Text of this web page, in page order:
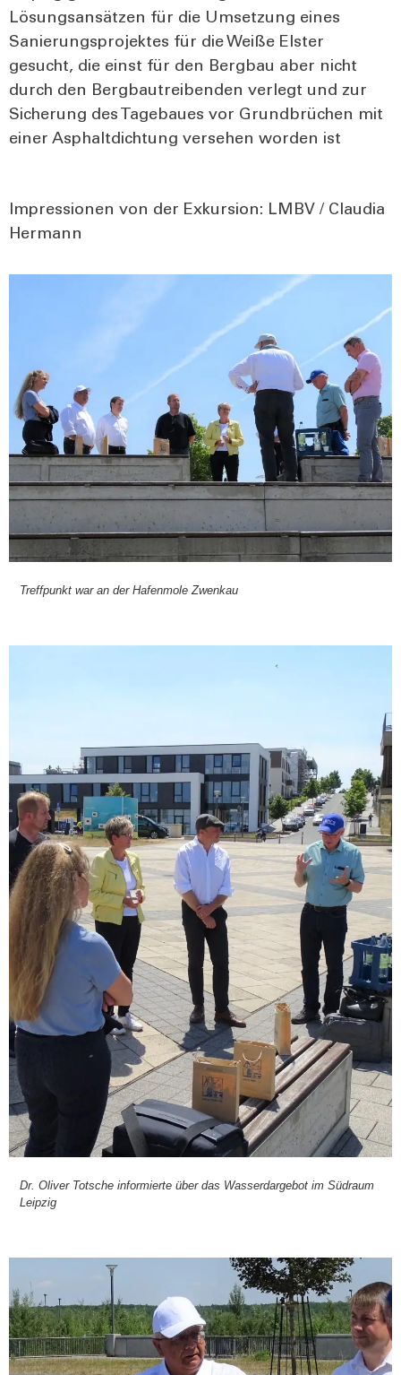
Lösungs­an­sät­zen für die Umset­zung eines
Sanie­rungs­pro­jek­tes für die Wei­ße Els­ter
gesucht, die einst für den Berg­bau aber nicht
durch den Berg­bau­trei­ben­den ver­legt und zur
Siche­rung des Tage­bau­es vor Grund­brü­chen mit
einer Asphalt­dich­tung ver­se­hen wor­den ist
Impres­sio­nen von der Exkur­si­on: LMBV / Clau­dia
Her­mann
Treff­punkt war an der Hafen­mo­le Zwenkau
Dr. Oli­ver Tot­sche infor­mier­te über das Was­serd­ar­ge­bot im Süd­raum
Leip­zig